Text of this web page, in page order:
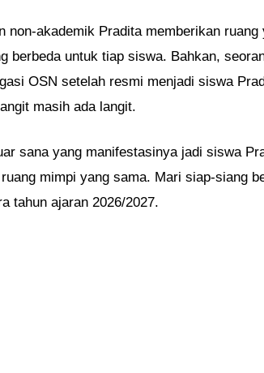
non-akademik Pradita memberikan
berbeda untuk tiap siswa. Bahkan,
OSN setelah resmi menjadi siswa
masih ada langit.
sana yang manifestasinya jadi siswa
mimpi yang sama. Mari siap-siang
tahun ajaran 2026/2027.